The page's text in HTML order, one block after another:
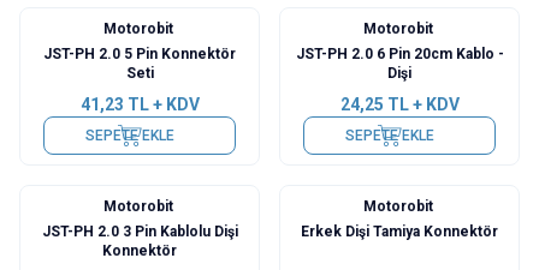
Motorobit
JST-PH 2.0 5 Pin Konnektör
Seti
41,23 TL + KDV
SEPETE EKLE
Motorobit
JST-PH 2.0 6 Pin 20cm Kablo -
Dişi
24,25 TL + KDV
SEPETE EKLE
Motorobit
JST-PH 2.0 3 Pin Kablolu Dişi
Konnektör
Motorobit
Erkek Dişi Tamiya Konnektör